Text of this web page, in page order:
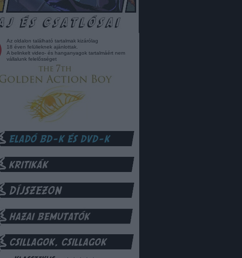
Az oldalon található tartalmak kizárólag
18 éven felülieknek ajánlottak.
A belinkelt video- és hanganyagok tartalmáért nem
vállalunk felelősséget